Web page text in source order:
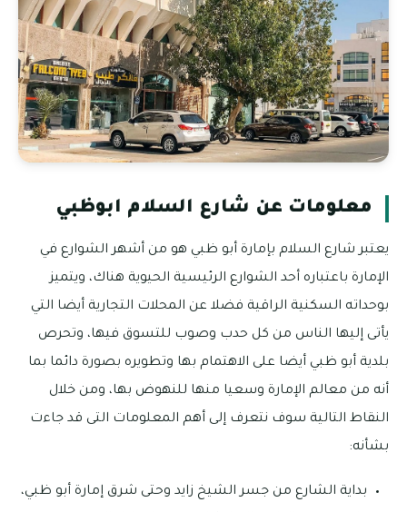
معلومات عن شارع السلام ابوظبي
يعتبر شارع السلام بإمارة أبو ظبي هو من أشهر الشوارع في
الإمارة باعتباره أحد الشوارع الرئيسية الحيوية هناك، ويتميز
بوحداته السكنية الراقية فضلا عن المحلات التجارية أيضا التي
يأتى إليها الناس من كل حدب وصوب للتسوق فيها، وتحرص
بلدية أبو ظبي أيضا على الاهتمام بها وتطويره بصورة دائما بما
أنه من معالم الإمارة وسعيا منها للنهوض بها، ومن خلال
النقاط التالية سوف نتعرف إلى أهم المعلومات التى قد جاءت
بشأنه:
بداية الشارع من جسر الشيخ زايد وحتى شرق إمارة أبو ظبي،